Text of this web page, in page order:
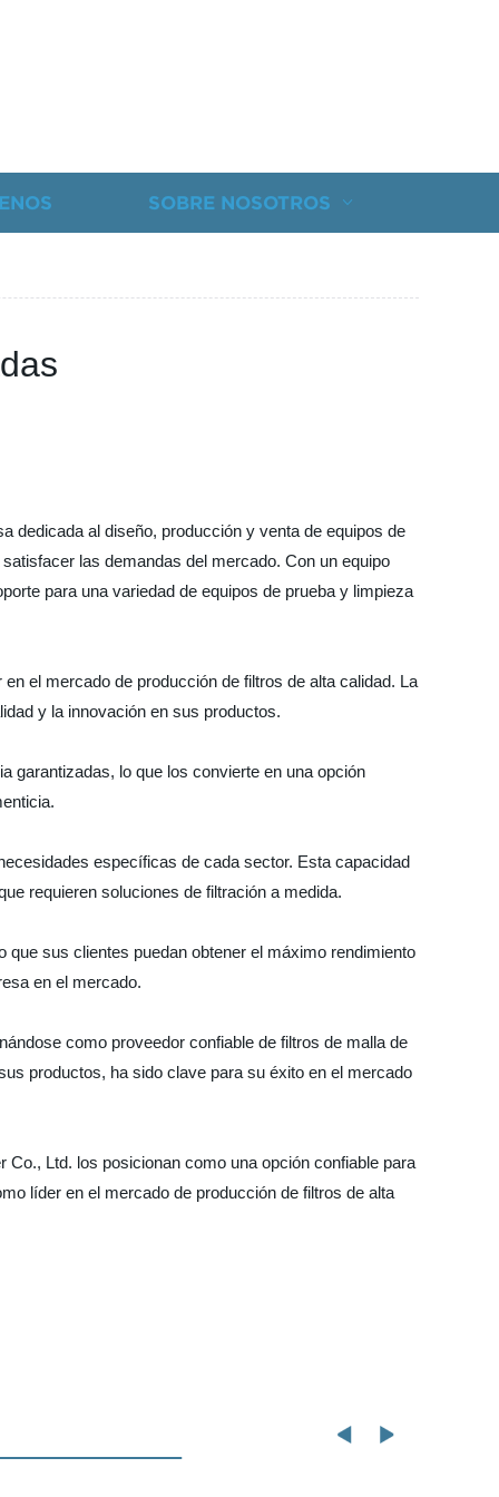
SOBRE NOSOTROS
dedicada al diseño, producción y venta de equipos de
las demandas del mercado. Con un equipo
para una variedad de equipos de prueba y limpieza
el mercado de producción de filtros de alta calidad. La
y la innovación en sus productos.
garantizadas, lo que los convierte en una opción
específicas de cada sector. Esta capacidad
requieren soluciones de filtración a medida.
sus clientes puedan obtener el máximo rendimiento
en el mercado.
como proveedor confiable de filtros de malla de
productos, ha sido clave para su éxito en el mercado
Ltd. los posicionan como una opción confiable para
líder en el mercado de producción de filtros de alta